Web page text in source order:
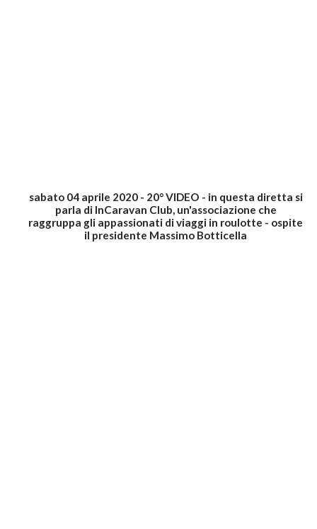
sabato 04 aprile 2020 - 20° VIDEO - in questa diretta si
parla di InCaravan Club, un'associazione che
raggruppa gli appassionati di viaggi in roulotte - ospite
il presidente Massimo Botticella